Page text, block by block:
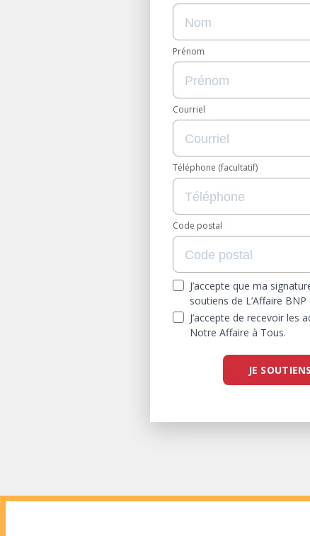
Prénom
Courriel
Téléphone (facultatif)
Code postal
J’accepte que ma
soutiens de L’Affaire
J’accepte de recevoir les
Notre Affaire à Tous.
JE